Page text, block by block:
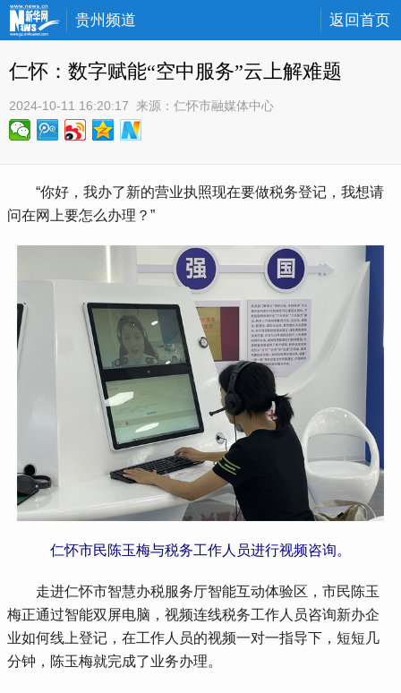
贵州频道 返回首页
仁怀：数字赋能“空中服务”云上解难题
2024-10-11 16:20:17 来源： 仁怀市融媒体中心
“你好，我办了新的营业执照现在要做税务登记，我想请
问在网上要怎么办理？”
仁怀市民陈玉梅与税务工作人员进行视频咨询。
走进仁怀市智慧办税服务厅智能互动体验区，市民陈玉
梅正通过智能双屏电脑，视频连线税务工作人员咨询新办企
业如何线上登记，在工作人员的视频一对一指导下，短短几
分钟，陈玉梅就完成了业务办理。